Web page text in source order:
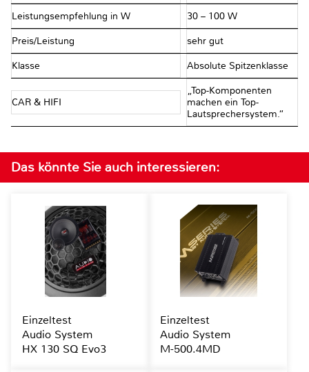
Leistungsempfehlung in W 30 – 100 W
Preis/Leistung sehr gut
Klasse Absolute Spitzenklasse
CAR & HIFI
„Top-Komponenten
machen ein Top-
Lautsprechersystem.“
Das könnte Sie auch interessieren:
Einzeltest
Audio System
HX 130 SQ Evo3
Einzeltest
Audio System
M-500.4MD